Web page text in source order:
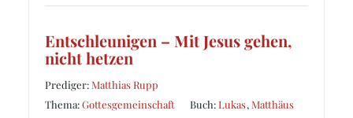
Entschleunigen – Mit Jesus gehen,
nicht hetzen
Prediger: Matthias Rupp
Thema:Gottesgemeinschaft Buch: Lukas, Matthäus